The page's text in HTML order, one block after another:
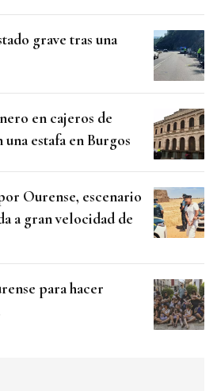
grave tras una
en cajeros de
estafa en Burgos
Ourense, escenario
a gran velocidad de
para hacer